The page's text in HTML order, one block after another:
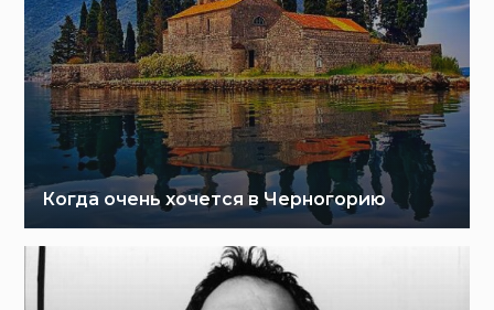
Когда очень хочется в Черногорию